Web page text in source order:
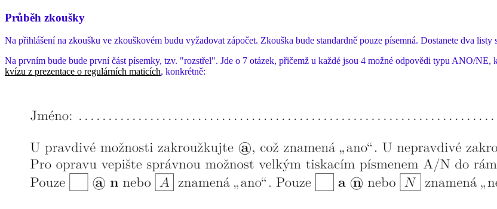
Průběh zkoušky
Na přihlášení na zkoušku ve zkouškovém budu vyžadovat zápočet. Zkouška bude standardně pouze písemná. Dostanete dva listy
Na prvním bude bude první část písemky, tzv. "rozstřel". Jde o 7 otázek, přičemž u každé jsou 4 možné odpovědi typu ANO/
kvízu z prezentace o regulárních maticích, konkrétně: